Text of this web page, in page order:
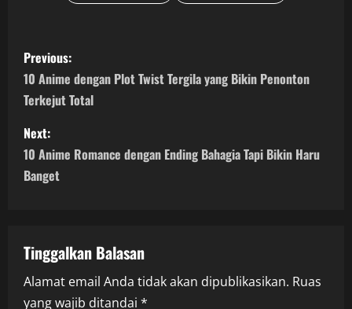
P
o
s
t
n
v
i
Previous:
10 Anime dengan Plot Twist Tergila yang Bikin Penonton
Terkejut Total
Next:
10 Anime Romance dengan Ending Bahagia Tapi Bikin Haru
Banget
Tinggalkan Balasan
Alamat email Anda tidak akan dipublikasikan. Ruas
yang wajib ditandai *